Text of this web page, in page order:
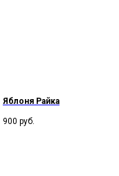
Яблоня Райка
900 руб.